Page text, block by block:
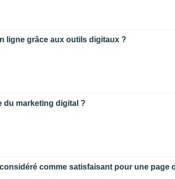
ligne grâce aux outils digitaux ?
du marketing digital ?
comme satisfaisant pour une page